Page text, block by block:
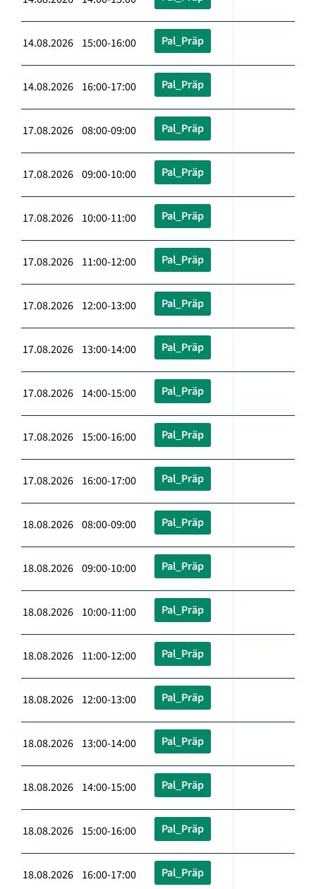
14.08.2026 15:00-16:00 Pal_Präp
14.08.2026 16:00-17:00 Pal_Präp
17.08.2026 08:00-09:00 Pal_Präp
17.08.2026 09:00-10:00 Pal_Präp
17.08.2026 10:00-11:00 Pal_Präp
17.08.2026 11:00-12:00 Pal_Präp
17.08.2026 12:00-13:00 Pal_Präp
17.08.2026 13:00-14:00 Pal_Präp
17.08.2026 14:00-15:00 Pal_Präp
17.08.2026 15:00-16:00 Pal_Präp
17.08.2026 16:00-17:00 Pal_Präp
18.08.2026 08:00-09:00 Pal_Präp
18.08.2026 09:00-10:00 Pal_Präp
18.08.2026 10:00-11:00 Pal_Präp
18.08.2026 11:00-12:00 Pal_Präp
18.08.2026 12:00-13:00 Pal_Präp
18.08.2026 13:00-14:00 Pal_Präp
18.08.2026 14:00-15:00 Pal_Präp
18.08.2026 15:00-16:00 Pal_Präp
18.08.2026 16:00-17:00 Pal_Präp